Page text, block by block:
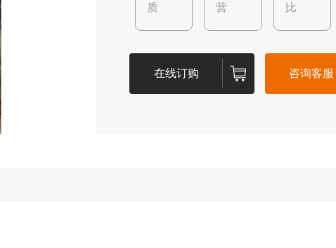
质
营
比
在线订购 咨询客服